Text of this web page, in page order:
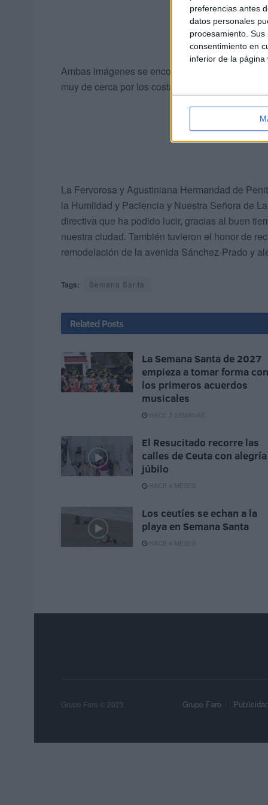
preferencias antes
datos personales
procesamiento.
consentimiento en
inferior de la página
Ambas imágenes se encontraron acompañadas
muy de cerca por los costaleros que esperaban
La Fervorosa y Agustiniana Hermandad de
la Humildad y Paciencia y Nuestra Señora de
directiva que ha podido lucir, gracias al buen
nuestra ciudad. También tuvieron el honor de
remodelación de la avenida Sánchez-Prado y
Tags: Semana Santa
Related Posts
La Semana Santa de 2027
empieza a tomar forma con
los primeros acuerdos
musicales
HACE 3 SEMANAS
El Resucitado recorre las
calles de Ceuta con
júbilo
HACE 4 MESES
Los ceutíes se echan a la
playa en Semana Santa
HACE 4 MESES
Grupo Faro Publicidad
Grupo Faro © 2023